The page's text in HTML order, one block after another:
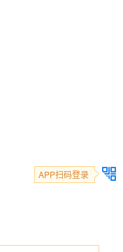
APP扫码登录